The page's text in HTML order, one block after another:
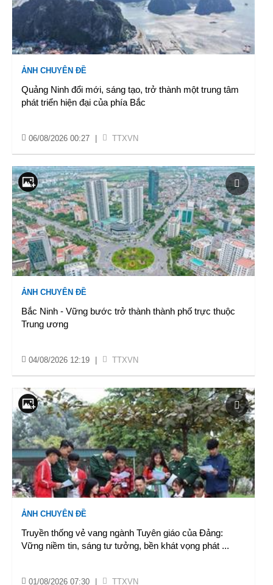
ẢNH CHUYÊN ĐỀ
Quảng Ninh đổi mới, sáng tạo, trở thành một trung tâm
phát triển hiện đại của phía Bắc
06/08/2026 00:27 TTXVN
ẢNH CHUYÊN ĐỀ
Bắc Ninh - Vững bước trở thành thành phố trực thuộc
Trung ương
04/08/2026 12:19 TTXVN
ẢNH CHUYÊN ĐỀ
Truyền thống vẻ vang ngành Tuyên giáo của Đảng:
Vững niềm tin, sáng tư tưởng, bền khát vọng phát ...
01/08/2026 07:30 TTXVN